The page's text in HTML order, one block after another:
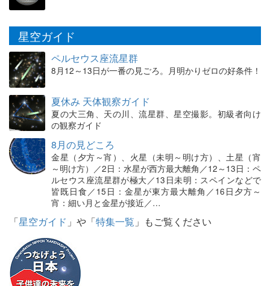
星空ガイド
ペルセウス座流星群
8月12～13日が一番の見ごろ。月明かりゼロの好条件！
夏休み 天体観察ガイド
夏の大三角、天の川、流星群、星空撮影。初級者向け
の観察ガイド
8月の見どころ
金星（夕方～宵）、火星（未明～明け方）、土星（宵
～明け方）／2日：水星が西方最大離角／12～13日：ペ
ルセウス座流星群が極大／13日未明：スペインなどで
皆既日食／15日：金星が東方最大離角／16日夕方～
宵：細い月と金星が接近／…
「星空ガイド 」や「特集一覧 」もご覧ください